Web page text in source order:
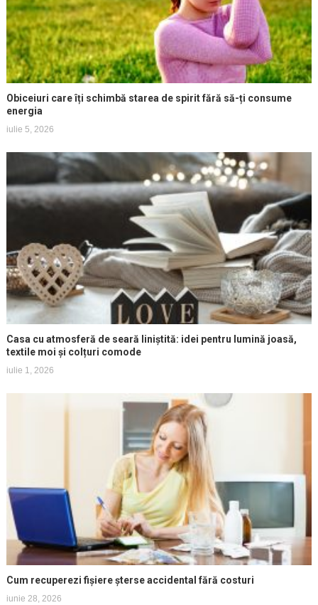
Obiceiuri care îți schimbă starea de spirit fără să-ți consume
energia
iulie 5, 2026
Casa cu atmosferă de seară liniștită: idei pentru lumină joasă,
textile moi și colțuri comode
iulie 1, 2026
Cum recuperezi fișiere șterse accidental fără costuri
iunie 28, 2026